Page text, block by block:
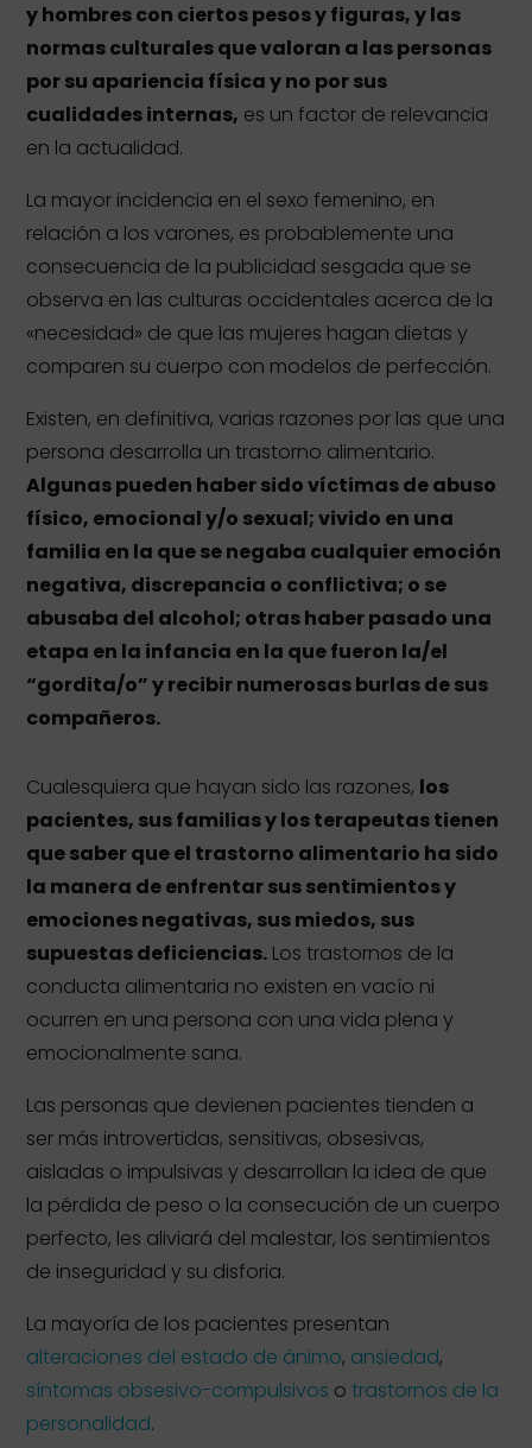
y hombres con ciertos pesos y figuras, y las
normas culturales que valoran a las personas
por su apariencia física y no por sus
cualidades internas, es un factor de relevancia
en la actualidad.
La mayor incidencia en el sexo femenino, en
relación a los varones, es probablemente una
consecuencia de la publicidad sesgada que se
observa en las culturas occidentales acerca de la
«necesidad» de que las mujeres hagan dietas y
comparen su cuerpo con modelos de perfección.
Existen, en definitiva, varias razones por las que una
persona desarrolla un trastorno alimentario.
Algunas pueden haber sido víctimas de abuso
físico, emocional y/o sexual; vivido en una
familia en la que se negaba cualquier emoción
negativa, discrepancia o conflictiva; o se
abusaba del alcohol; otras haber pasado una
etapa en la infancia en la que fueron la/el
“gordita/o” y recibir numerosas burlas de sus
compañeros.
Cualesquiera que hayan sido las razones, los
pacientes, sus familias y los terapeutas tienen
que saber que el trastorno alimentario ha sido
la manera de enfrentar sus sentimientos y
emociones negativas, sus miedos, sus
supuestas deficiencias. Los trastornos de la
conducta alimentaria no existen en vacío ni
ocurren en una persona con una vida plena y
emocionalmente sana.
Las personas que devienen pacientes tienden a
ser más introvertidas, sensitivas, obsesivas,
aisladas o impulsivas y desarrollan la idea de que
la pérdida de peso o la consecución de un cuerpo
perfecto, les aliviará del malestar, los sentimientos
de inseguridad y su disforia.
La mayoría de los pacientes presentan
alteraciones del estado de ánimo, ansiedad,
síntomas obsesivo-compulsivos otrastornos de la
personalidad.